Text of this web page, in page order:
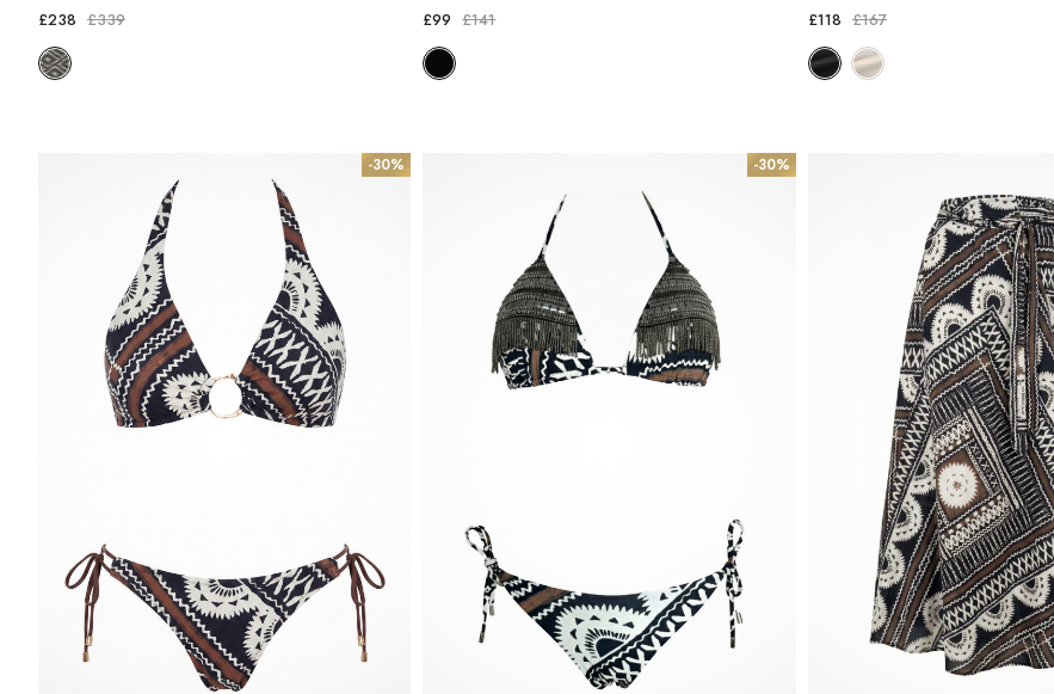
£238 £339 £99 £141 £118 £167
-30% -30%